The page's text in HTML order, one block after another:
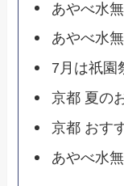
あやべ水
あやべ水
7月は祇園
京都 夏の
京都 おす
あやべ水